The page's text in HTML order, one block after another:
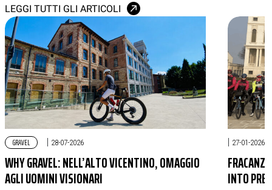
LEGGI TUTTI GLI ARTICOLI
GRAVEL | 28-07-2026
WHY GRAVEL: NELL’ALTO VICENTINO, OMAGGIO
AGLI UOMINI VISIONARI
| 27-01-2026
INTO